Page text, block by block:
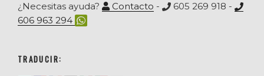
¿Necesitas ayuda? Contacto -
605 269 918 -
606 963 294
TRADUCIR: